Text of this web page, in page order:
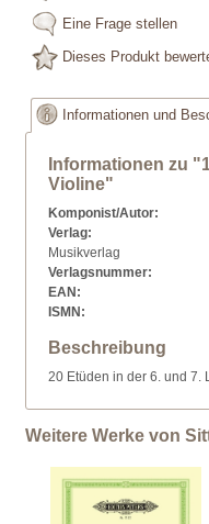
Eine Frage stellen
Dieses Produkt
Informationen und
Informationen zu
Violine"
Komponist/Autor:
Verlag:
Musikverlag
Verlagsnummer:
EAN:
ISMN:
Beschreibung
20 Etüden in der 6. und 7.
Weitere Werke von